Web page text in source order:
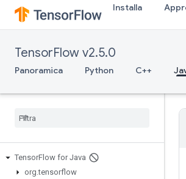
Installa
TensorFlow v2.5.0
Panoramica Python C++
TensorFlow for Java
org.tensorflow